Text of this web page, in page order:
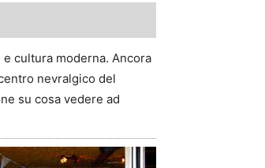
cultura moderna. Ancora
nevralgico del
su cosa vedere ad